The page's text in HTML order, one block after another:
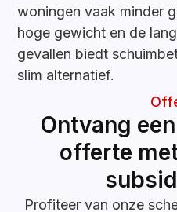
woningen vaak minder
hoge gewicht en de
gevallen biedt
slim alternatief.
Ontvang
offerte
Profiteer van onze